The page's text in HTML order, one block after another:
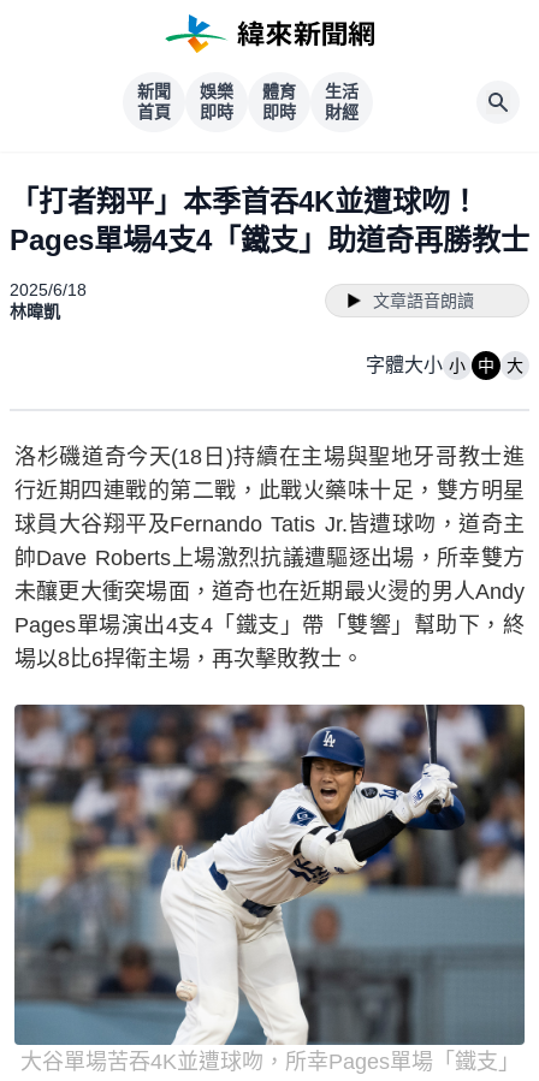
新聞
首頁
娛樂
即時
體育
即時
生活
財經
「打者翔平」本季首吞4K並遭球吻！
Pages單場4支4「鐵支」助道奇再勝教士
2025/6/18
林暐凱
文章語音朗讀
字體大小 小 中 大
洛杉磯道奇今天(18日)持續在主場與聖地牙哥教士進
行近期四連戰的第二戰，此戰火藥味十足，雙方明星
球員大谷翔平及Fernando Tatis Jr.皆遭球吻，道奇主
帥Dave Roberts上場激烈抗議遭驅逐出場，所幸雙方
未釀更大衝突場面，道奇也在近期最火燙的男人Andy
Pages單場演出4支4「鐵支」帶「雙響」幫助下，終
場以8比6捍衛主場，再次擊敗教士。
大谷單場苦吞4K並遭球吻，所幸Pages單場「鐵支」